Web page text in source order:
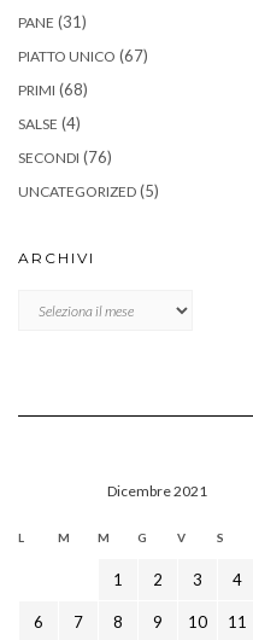
PANE (31)
PIATTO UNICO (67)
PRIMI (68)
SALSE (4)
SECONDI (76)
UNCATEGORIZED (5)
ARCHIVI
Dicembre 2021
L M M G V S
1 2 3 4
6 7 8 9 10 11